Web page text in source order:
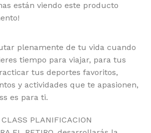
están viendo este producto
plenamente de tu vida cuando
tiempo para viajar, para tus
tus deportes favoritos,
y actividades que te apasionen,
es para ti.
PLANIFICACION